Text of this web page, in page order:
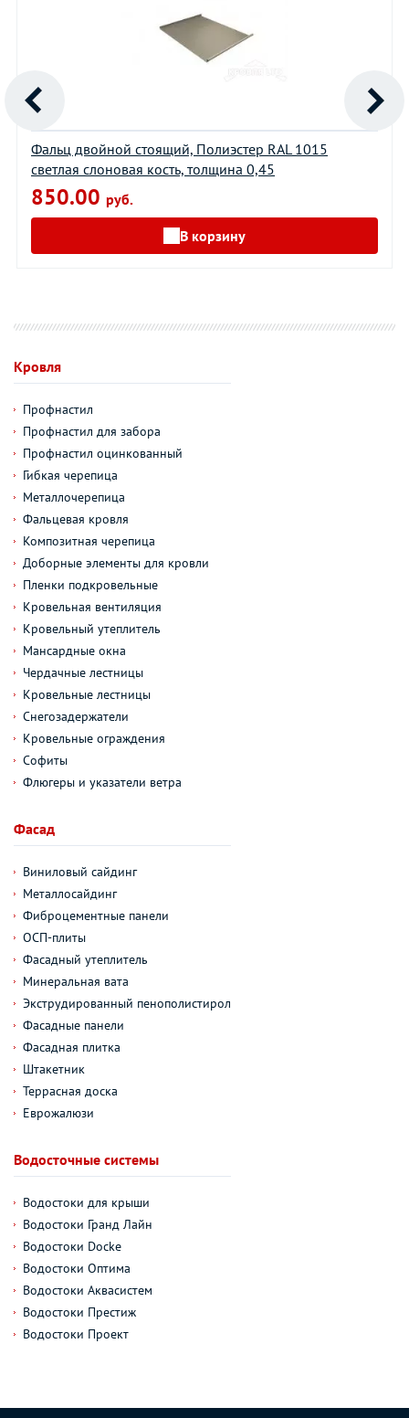
Фальц двойной стоящий, Полиэстер RAL 1015
светлая слоновая кость, толщина 0,45
850.00 руб.
В корзину
Кровля
Профнастил
Профнастил для забора
Профнастил оцинкованный
Гибкая черепица
Металлочерепица
Фальцевая кровля
Композитная черепица
Доборные элементы для кровли
Пленки подкровельные
Кровельная вентиляция
Кровельный утеплитель
Мансардные окна
Чердачные лестницы
Кровельные лестницы
Снегозадержатели
Кровельные ограждения
Софиты
Флюгеры и указатели ветра
Фасад
Виниловый сайдинг
Металлосайдинг
Фиброцементные панели
ОСП-плиты
Фасадный утеплитель
Минеральная вата
Экструдированный пенополистирол
Фасадные панели
Фасадная плитка
Штакетник
Террасная доска
Еврожалюзи
Водосточные системы
Водостоки для крыши
Водостоки Гранд Лайн
Водостоки Docke
Водостоки Оптима
Водостоки Аквасистем
Водостоки Престиж
Водостоки Проект